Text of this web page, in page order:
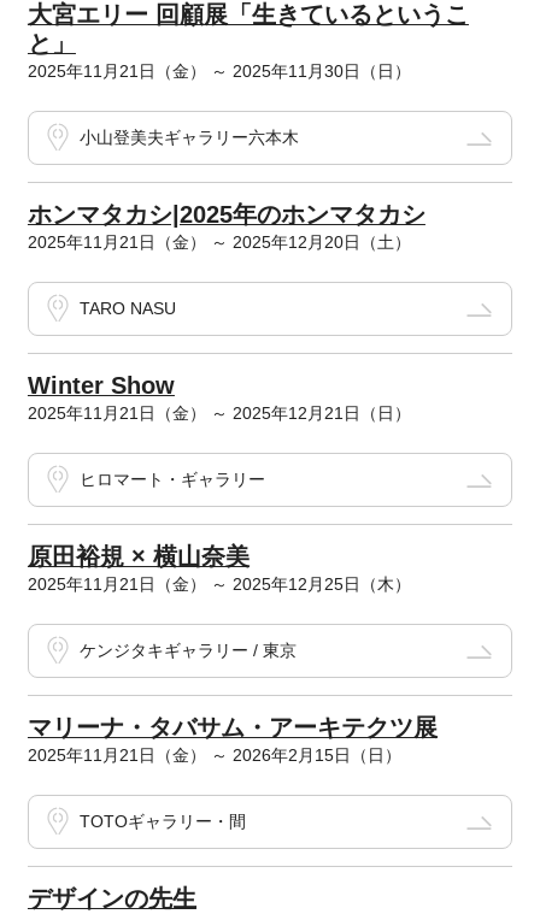
大宮エリー 回顧展「生きているというこ
と」
2025年11月21日（金） ～ 2025年11月30日（日）
小山登美夫ギャラリー六本木
ホンマタカシ|2025年のホンマタカシ
2025年11月21日（金） ～ 2025年12月20日（土）
TARO NASU
Winter Show
2025年11月21日（金） ～ 2025年12月21日（日）
ヒロマート・ギャラリー
原田裕規 × 横山奈美
2025年11月21日（金） ～ 2025年12月25日（木）
ケンジタキギャラリー / 東京
マリーナ・タバサム・アーキテクツ展
2025年11月21日（金） ～ 2026年2月15日（日）
TOTOギャラリー・間
デザインの先生